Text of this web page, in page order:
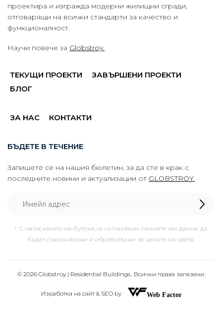
проектира и изгражда модерни жилищни сгради,
отговарящи на всички стандарти за качество и
функционалност.
Научи повече за Globstroy.
ТЕКУЩИ ПРОЕКТИ
ЗАВЪРШЕНИ ПРОЕКТИ
БЛОГ
ЗА НАС КОНТАКТИ
БЪДЕТЕ В ТЕЧЕНИЕ
Запишете се на нашия бюлетин, за да сте в крак с
последните новини и актуализации от GLOBSTROY.
* С натискането на бутона се съгласявам личните ми данни да
бъдат съхранявани и обработвани за целите на сайта.
© 2026 Globstroy | Residential Buildings.. Всички права запазени.
Изработка на сайт & SEO by